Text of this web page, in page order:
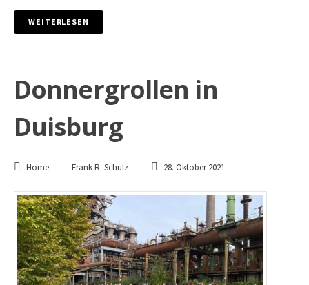
WEITERLESEN
Donnergrollen in
Duisburg
Home Frank R. Schulz 28. Oktober 2021